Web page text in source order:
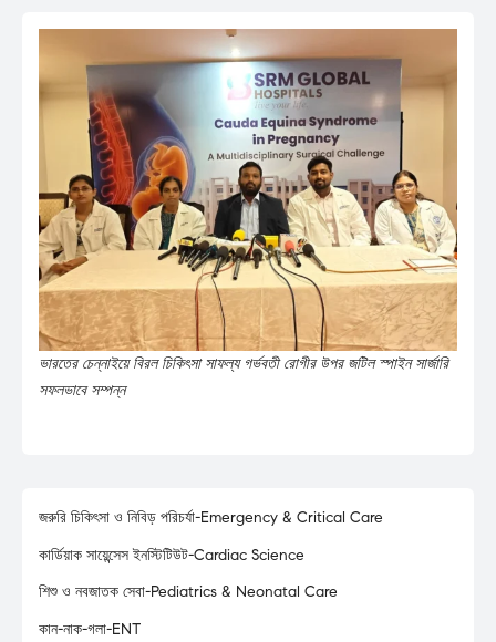
ভারতের চেন্নাইয়ে বিরল চিকিৎসা সাফল্য গর্ভবতী রোগীর উপর জটিল স্পাইন সার্জারি
সফলভাবে সম্পন্ন
জরুরি চিকিৎসা ও নিবিড় পরিচর্যা-Emergency & Critical Care
কার্ডিয়াক সায়েন্সেস ইনস্টিটিউট-Cardiac Science
শিশু ও নবজাতক সেবা-Pediatrics & Neonatal Care
কান-নাক-গলা-ENT